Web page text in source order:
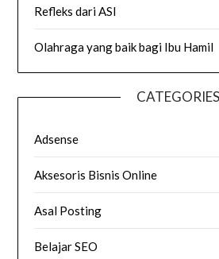
Refleks dari ASI
Olahraga yang baik bagi Ibu Hamil
CATEGORIES
Adsense
Aksesoris Bisnis Online
Asal Posting
Belajar SEO